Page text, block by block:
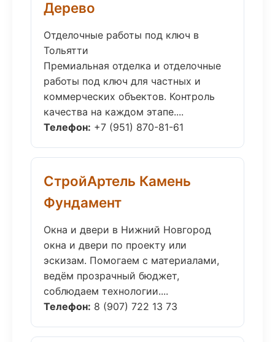
Дерево
Отделочные работы под ключ в
Тольятти
Премиальная отделка и отделочные
работы под ключ для частных и
коммерческих объектов. Контроль
качества на каждом этапе....
Телефон: +7 (951) 870-81-61
СтройАртель Камень
Фундамент
Окна и двери в Нижний Новгород
окна и двери по проекту или
эскизам. Помогаем с материалами,
ведём прозрачный бюджет,
соблюдаем технологии....
Телефон: 8 (907) 722 13 73